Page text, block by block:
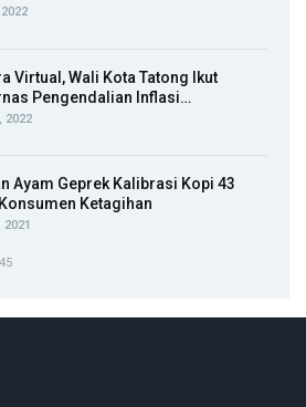
Virtual, Wali Kota Tatong Ikut
Pengendalian Inflasi…
2022
Ayam Geprek Kalibrasi Kopi 43
Ketagihan
2021